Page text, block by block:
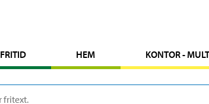
FRITID HEM KONTOR -